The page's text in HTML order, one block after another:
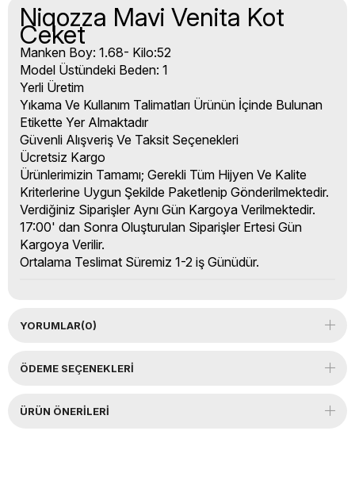
Niqozza Mavi Venita Kot
Ceket
Manken Boy: 1.68- Kilo:52
Model Üstündeki Beden: 1
Yerli Üretim
Yıkama Ve Kullanım Talimatları Ürünün İçinde Bulunan
Etikette Yer Almaktadır
Güvenli Alışveriş Ve Taksit Seçenekleri
Ücretsiz Kargo
Ürünlerimizin Tamamı; Gerekli Tüm Hijyen Ve Kalite
Kriterlerine Uygun Şekilde Paketlenip Gönderilmektedir.
Verdiğiniz Siparişler Aynı Gün Kargoya Verilmektedir.
17:00' dan Sonra Oluşturulan Siparişler Ertesi Gün
Kargoya Verilir.
Ortalama Teslimat Süremiz 1-2 iş Günüdür.
YORUMLAR(0)
ÖDEME SEÇENEKLERI
ÜRÜN ÖNERILERI